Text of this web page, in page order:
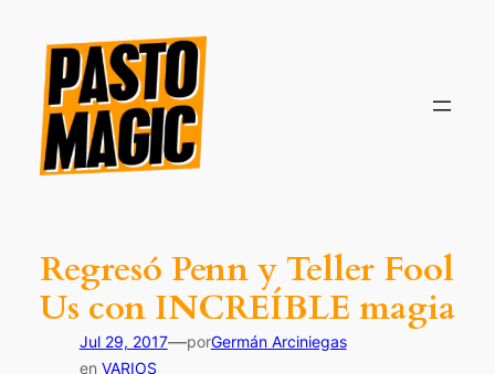
contenido
Regresó Penn y Teller Fool
Us con INCREÍBLE magia
Jul 29, 2017—porGermán Arciniegas
en VARIOS